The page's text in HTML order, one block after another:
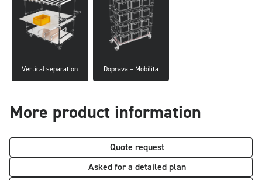
Vertical separation Doprava – Mobilita
More product information
Quote request
Asked for a detailed plan